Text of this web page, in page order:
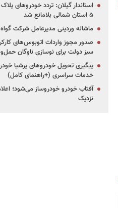
استاندار گیلان: تردد خودروهای
۵ استان شمالی بلامانع شد
ماشاله وردینی مدیرعامل شرکت
سبز دولت برای نوسازی ناوگان
پیگیری تحویل خودروهای پرشیا
خدمات سراسری (+راهنمای کامل)
آفتاب خودرو خودروساز می‌شود؛
نزدیک